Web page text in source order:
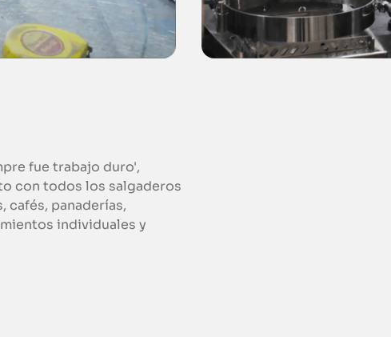
fue trabajo duro',
con todos los salgaderos
cafés, panaderías,
individuales y